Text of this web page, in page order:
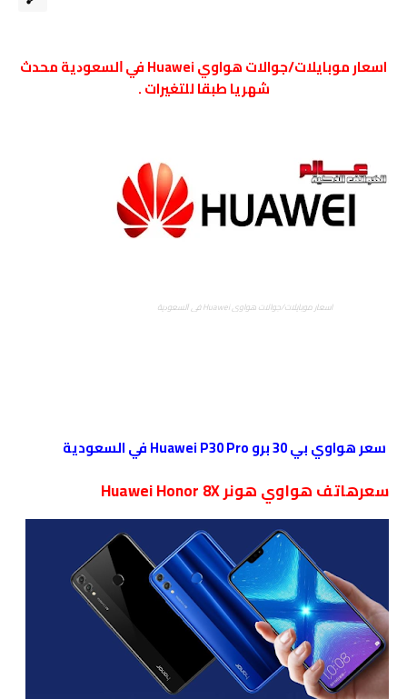
اسعار موبايلات/جوالات هواوي Huawei ﻓﻲ ﺍﻟﺴﻌﻮﺩﻳﺔ محدث
شهريا طبقا للتغيرات .
اسعار موبايلات/جوالات هواوي Huawei ﻓﻲ ﺍﻟﺴﻌﻮﺩﻳﺔ
سعر هواوي بي 30 برو Huawei P30 Pro في السعودية
سعرهاتف هواوي هونر Huawei Honor 8X